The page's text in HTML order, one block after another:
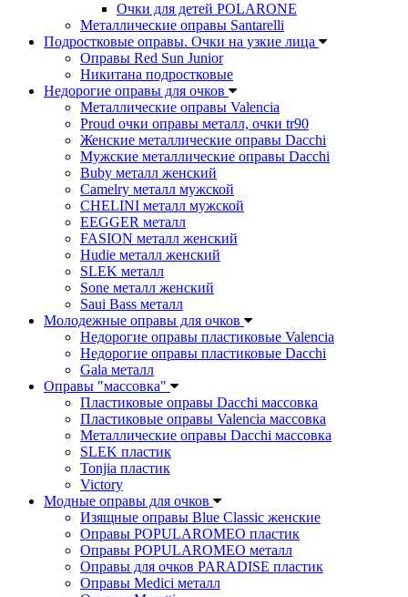
Очки для детей POLARONE
Металлические оправы Santarelli
Подростковые оправы. Очки на узкие лица
Оправы Red Sun Junior
Никитана подростковые
Недорогие оправы для очков
Металлические оправы Valencia
Proud очки оправы металл, очки tr90
Женские металлические оправы Dacchi
Мужские металлические оправы Dacchi
Buby металл женский
Camelry металл мужской
CHELINI металл мужской
EEGGER металл
FASION металл женский
Hudie металл женский
SLEK металл
Sone металл женский
Saui Bass металл
Молодежные оправы для очков
Недорогие оправы пластиковые Valencia
Недорогие оправы пластиковые Dacchi
Gala металл
Оправы "массовка"
Пластиковые оправы Dacchi массовка
Пластиковые оправы Valencia массовка
Металлические оправы Dacchi массовка
SLEK пластик
Tonjia пластик
Victory
Модные оправы для очков
Изящные оправы Blue Classic женские
Оправы POPULAROMEO пластик
Оправы POPULAROMEO металл
Оправы для очков PARADISE пластик
Оправы Medici металл